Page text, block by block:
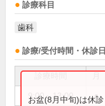
診療科目
歯科
診療/受付時間・休診日
9:00～13:00 ●
お盆(8月中旬)は休